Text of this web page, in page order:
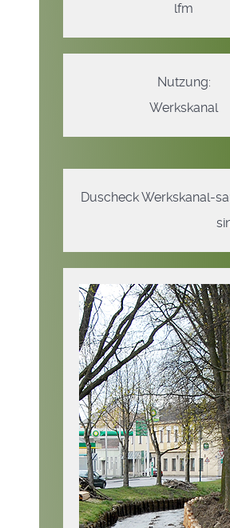
lfm
Nutzung:
Werkskanal
Duscheck Werkskanal-